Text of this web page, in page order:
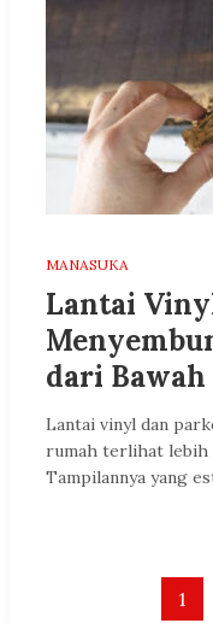
MANASUKA
Lantai
dari Bawah
Lantai vinyl dan
rumah terlihat lebih
Tampilannya yang
1